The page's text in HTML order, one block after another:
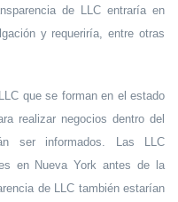
de LLC entraría en
y requeriría, entre otras
que se forman en el estado
realizar negocios dentro del
ser informados. Las LLC
en Nueva York antes de la
de LLC también estarían